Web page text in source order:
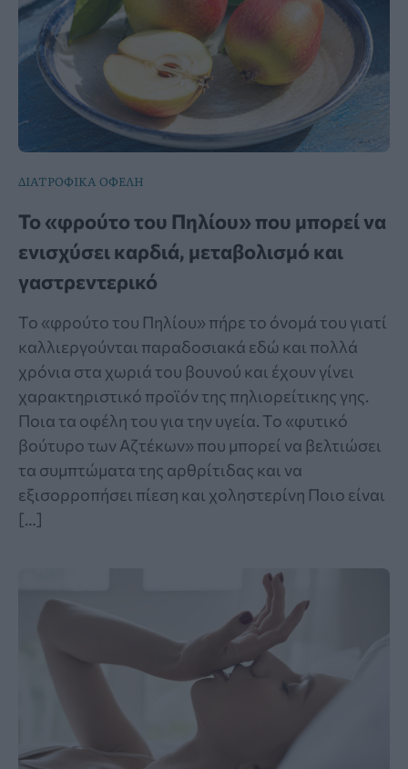
ΔΙΑΤΡΟΦΙΚΑ ΟΦΕΛΗ
Το «φρούτο του Πηλίου» που μπορεί να
ενισχύσει καρδιά, μεταβολισμό και
γαστρεντερικό
Το «φρούτο του Πηλίου» πήρε το όνομά του γιατί
καλλιεργούνται παραδοσιακά εδώ και πολλά
χρόνια στα χωριά του βουνού και έχουν γίνει
χαρακτηριστικό προϊόν της πηλιορείτικης γης.
Ποια τα οφέλη του για την υγεία. Το «φυτικό
βούτυρο των Αζτέκων» που μπορεί να βελτιώσει
τα συμπτώματα της αρθρίτιδας και να
εξισορροπήσει πίεση και χοληστερίνη Ποιο είναι
[…]